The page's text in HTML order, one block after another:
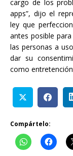
cargo de los
apps”, dijo el
ley que
antes posible
las personas a
dar su
como
Compártelo: